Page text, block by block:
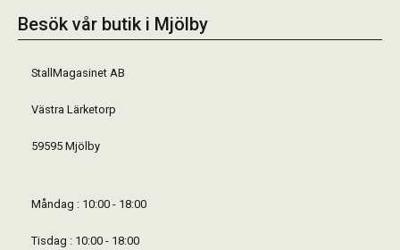
Besök vår butik i Mjölby
StallMagasinet AB
Västra Lärketorp
59595 Mjölby
Måndag : 10:00 - 18:00
Tisdag : 10:00 - 18:00